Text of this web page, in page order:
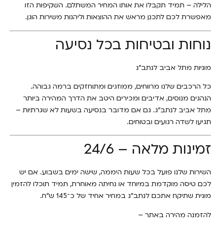
הלילה – תמיד תקבלו את אותו המחיר המשתלם. השקיפות הזו
מאפשרת לכם לתכנן מראש את ההוצאות וליהנות משירות הוגן.
נוחות ובטיחות בכל נסיעה
מוניות מתל אביב לנתב״ג
כל הרכבים שלנו מרווחים, ממוזגים ומתוחזקים ברמה גבוהה.
הנהגים מנוסים, אדיבים ומכירים היטב את הדרך המהירה ביותר
מתל אביב לנתב"ג. גם אם מדובר בנסיעה בשעות לא שגרתיות –
תגיעו לשדה רגועים ובטוחים.
זמינות מלאה – 24/6
השירות שלנו פועל בכל שעות היממה, שישה ימים בשבוע. אם יש
לכם טיסה מוקדמת במיוחד או נחיתה מאוחרת, תמיד תוכלו להזמין
מונית שתיקח אתכם לנתב"ג במחיר אחיד של כ־145 ש"ח.
להזמנה מהירה באתר –